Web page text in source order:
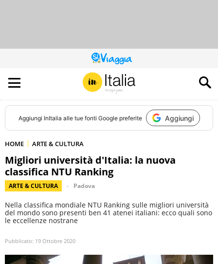
QUESTO
SITO
CONTRIBUISCE
ALL’AUDIENCE
DI
Aggiungi InItalia alle tue fonti Google preferite Aggiungi
HOME ARTE & CULTURA
Migliori università d'Italia: la nuova
classifica NTU Ranking
ARTE & CULTURA Padova
Nella classifica mondiale NTU Ranking sulle migliori università
del mondo sono presenti ben 41 atenei italiani: ecco quali sono
le eccellenze nostrane
Pubblicato: 19 Ottobre 2020